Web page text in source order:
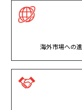
海外市場への